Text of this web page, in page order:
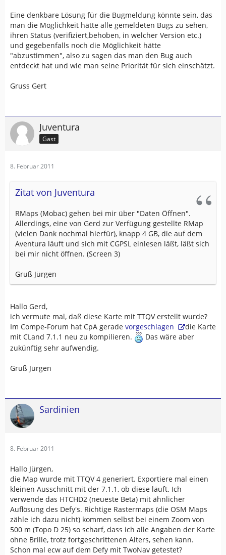
Eine denkbare Lösung für die Bugmeldung könnte sein, das
man die Möglichkeit hätte alle gemeldeten Bugs zu sehen,
ihren Status (verifiziert,behoben, in welcher Version etc.)
und gegebenfalls noch die Möglichkeit hätte
"abzustimmen", also zu sagen das man den Bug auch
entdeckt hat und wie man seine Priorität für sich einschätzt.
Gruss Gert
Juventura
Gast
8. Februar 2011
Zitat von Juventura
RMaps (Mobac) gehen bei mir über "Daten Öffnen".
Allerdings, eine von Gerd zur Verfügung gestellte RMap
(vielen Dank nochmal hierfür), knapp 4 GB, die auf dem
Aventura läuft und sich mit CGPSL einlesen läßt, läßt sich
bei mir nicht öffnen. (Screen 3)
Gruß Jürgen
Hallo Gerd,
ich vermute mal, daß diese Karte mit TTQV erstellt wurde?
Im Compe-Forum hat CpA gerade vorgeschlagen
die Karte
mit CLand 7.1.1 neu zu kompilieren.
Das wäre aber
zukünftig sehr aufwendig.
Gruß Jürgen
Sardinien
8. Februar 2011
Hallo Jürgen,
die Map wurde mit TTQV 4 generiert. Exportiere mal einen
kleinen Ausschnitt mit der 7.1.1, ob diese läuft. Ich
verwende das HTCHD2 (neueste Beta) mit ähnlicher
Auflösung des Defy's. Richtige Rastermaps (die OSM Maps
zähle ich dazu nicht) kommen selbst bei einem Zoom von
500 m (Topo D 25) so scharf, dass ich alle Angaben der Karte
ohne Brille, trotz fortgeschrittenen Alters, sehen kann.
Schon mal ecw auf dem Defy mit TwoNav getestet?